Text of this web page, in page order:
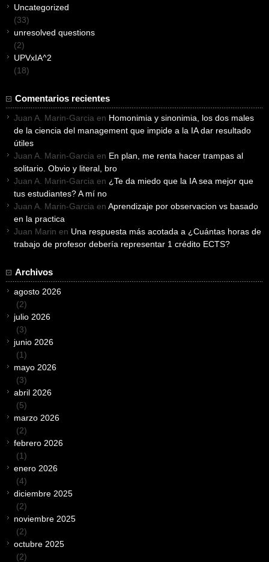
Uncategorized
(33)
unresolved questions
(2)
UPVxIA^2
(18)
Comentarios recientes
Juan A. Marin-Garcia en Homonimia y sinonimia, los dos males
de la ciencia del management que impide a la IA dar resultado
útiles
Juan A. Marin-Garcia en En plan, me renta hacer trampas al
solitario. Obvio y literal, bro
Juan A. Marin-Garcia en ¿Te da miedo que la IA sea mejor que
tus estudiantes? A mí no
Juan A. Marin-Garcia en Aprendizaje por observacion vs basado
en la practica
Juan Marin en Una respuesta más acotada a ¿Cuántas horas de
trabajo de profesor debería representar 1 crédito ECTS?
Archivos
agosto 2026
(2)
julio 2026
(3)
junio 2026
(1)
mayo 2026
(3)
abril 2026
(5)
marzo 2026
(2)
febrero 2026
(1)
enero 2026
(4)
diciembre 2025
(2)
noviembre 2025
(2)
octubre 2025
(2)